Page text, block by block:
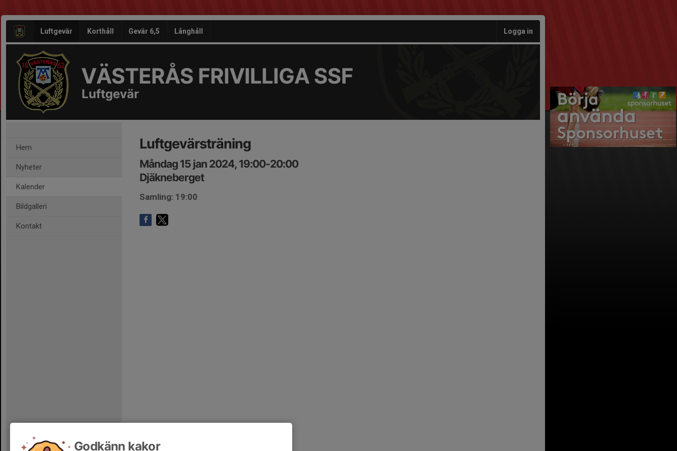
Luftgevär Korthåll Gevär 6,5 Långhåll Logga in
VÄSTERÅS FRIVILLIGA SSF
Luftgevär
Hem
Nyheter
Kalender
Bildgalleri
Kontakt
Luftgevärsträning
Måndag 15 jan 2024, 19:00-20:00
Djäkneberget
Samling: 19:00
Godkänn kakor